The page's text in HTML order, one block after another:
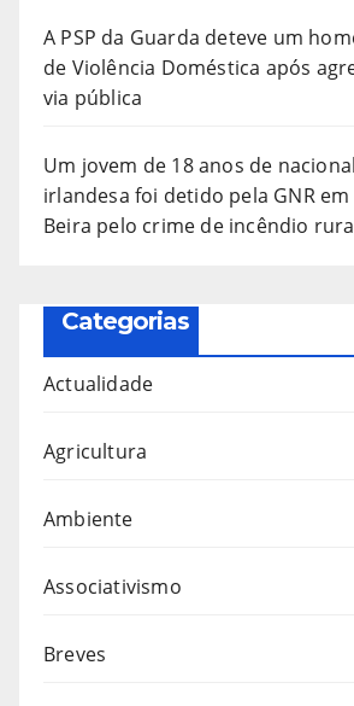
A PSP da Guarda deteve um
de Violência Doméstica após
via pública
Um jovem de 18 anos de
irlandesa foi detido pela GNR
Beira pelo crime de incêndio
Categorias
Actualidade
Agricultura
Ambiente
Associativismo
Breves